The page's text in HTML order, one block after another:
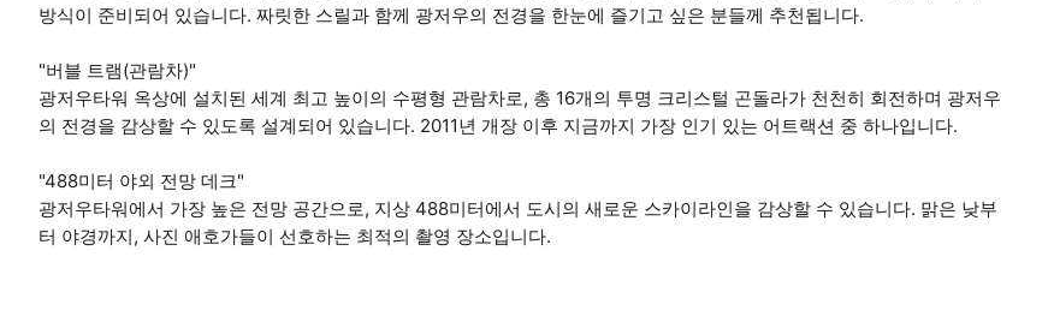
방식이 준비되어 있습니다. 짜릿한 스릴과 함께 광저우의 전경을 한눈에 즐기고 싶은 분들께 추천됩니다.
"버블 트램(관람차)"
광저우타워 옥상에 설치된 세계 최고 높이의 수평형 관람차로, 총 16개의 투명 크리스털 곤돌라가 천천히 회전하며 광저우
의 전경을 감상할 수 있도록 설계되어 있습니다. 2011년 개장 이후 지금까지 가장 인기 있는 어트랙션 중 하나입니다.
"488미터 야외 전망 데크"
광저우타워에서 가장 높은 전망 공간으로, 지상 488미터에서 도시의 새로운 스카이라인을 감상할 수 있습니다. 맑은 낮부
터 야경까지, 사진 애호가들이 선호하는 최적의 촬영 장소입니다.